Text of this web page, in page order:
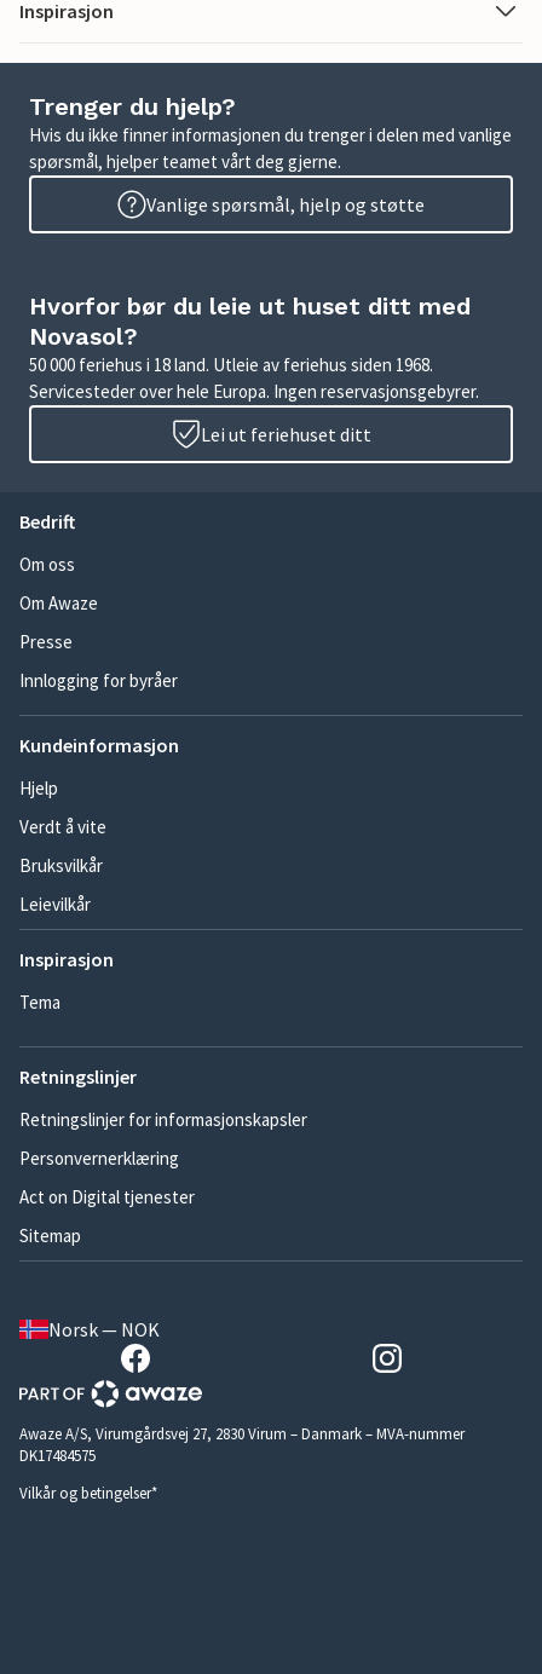
Inspirasjon
Trenger du hjelp?
Hvis du ikke finner informasjonen du trenger i delen med vanlige
spørsmål, hjelper teamet vårt deg gjerne.
Vanlige spørsmål, hjelp og støtte
Hvorfor bør du leie ut huset ditt med
Novasol?
50 000 feriehus i 18 land. Utleie av feriehus siden 1968.
Servicesteder over hele Europa. Ingen reservasjonsgebyrer.
Lei ut feriehuset ditt
Bedrift
Om oss
Om Awaze
Presse
Innlogging for byråer
Kundeinformasjon
Hjelp
Verdt å vite
Bruksvilkår
Leievilkår
Inspirasjon
Tema
Retningslinjer
Retningslinjer for informasjonskapsler
Personvernerklæring
Act on Digital tjenester
Sitemap
Norsk — NOK
Awaze A/S, Virumgårdsvej 27, 2830 Virum – Danmark – MVA-nummer
DK17484575
Vilkår og betingelser*